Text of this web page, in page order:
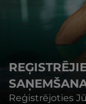
Reģistrējoties